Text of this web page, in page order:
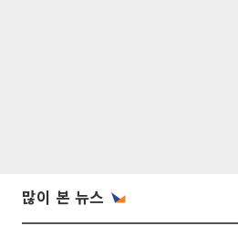
많이 본 뉴스